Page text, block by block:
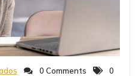
0 Comments
0